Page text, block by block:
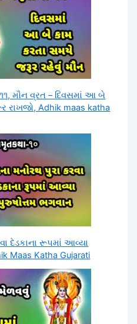
મૌન વ્રત – દિવસમાં આ બે
રાખજો, Adhik maas katha
દેડકાના રૂપમાં આવ્યા
Maas Katha Gujarati